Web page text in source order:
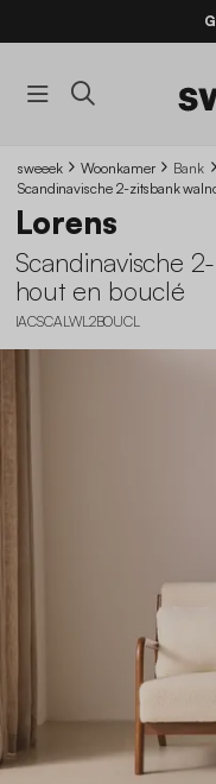
sweeek Woonkamer
Bank
Scandinavische 2-zitsbank
Lorens
Scandinavische
hout en bouclé
IACSCALWL2BOUCL